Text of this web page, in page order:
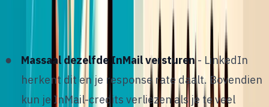
berichten zijn dit de fouten die het vaakst
voorkomen:
Massaal dezelfde InMail versturen- LinkedIn
herkent dit en je response rate daalt. Bovendien
kun je InMail-credits verliezen als je te veel